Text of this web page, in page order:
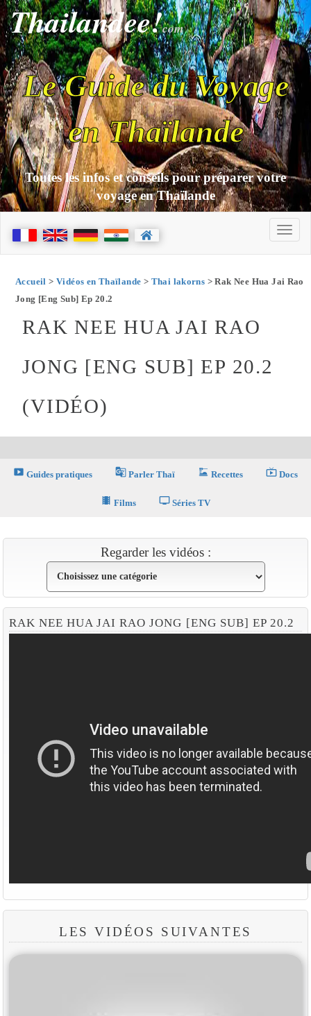
Thailandee!com
Le Guide du Voyage
en Thaïlande
Toutes les infos et conseils pour préparer votre
voyage en Thaïlande
Accueil > Vidéos en Thaïlande > Thai lakorns > Rak Nee Hua Jai Rao
Jong [Eng Sub] Ep 20.2
RAK NEE HUA JAI RAO
JONG [ENG SUB] EP 20.2
(VIDÉO)
smart_display Guides pratiques g_translate Parler Thaï dinner_dining Recettes live_tv Docs
theaters Films tv Séries TV
Regarder les vidéos :
RAK NEE HUA JAI RAO JONG [ENG SUB] EP 20.2
LES VIDÉOS SUIVANTES